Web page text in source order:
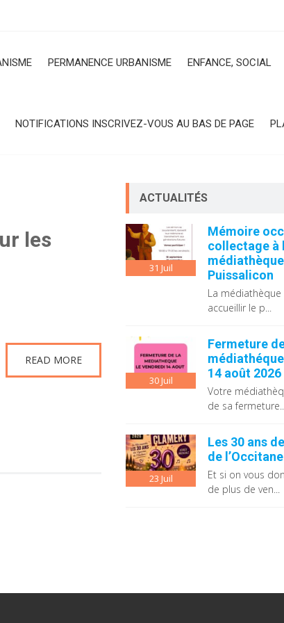
PERMANENCE URBANISME ENFANCE, SOCIAL
NOTIFICATIONS INSCRIVEZ-VOUS AU BAS DE PAGE
les
READ MORE
ACTUALITÉS
31 Juil
Mémoire
collectage à
Puissalicon
La médiathèque
accueillir le p...
30Juil
Fermeture
14 août 2026
Votre
de sa
23 Juil
Les 30 ans
de
Et si on vous
de plus de ven...